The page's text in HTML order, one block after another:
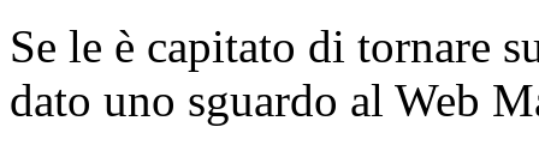
Se le è capitato di tornare
dato uno sguardo al Web